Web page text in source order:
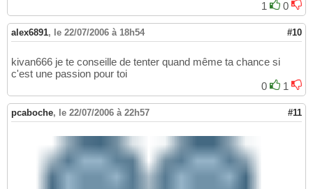
1
0
alex6891, le 22/07/2006 à 18h54 #10
kivan666 je te conseille de tenter quand même ta chance si
c'est une passion pour toi
0
1
pcaboche, le 22/07/2006 à 22h57 #11